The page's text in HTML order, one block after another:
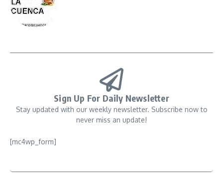
Sign Up For Daily Newsletter
Stay updated with our weekly newsletter. Subscribe now to
never miss an update!
[mc4wp_form]